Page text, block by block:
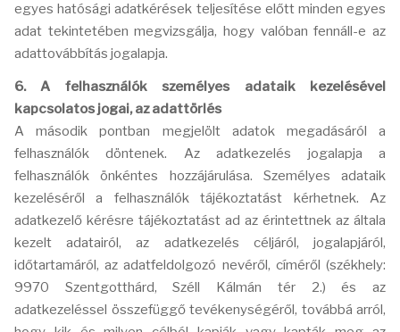
egyes hatósági adatkérések teljesítése előtt minden egyes
adat tekintetében megvizsgálja, hogy valóban fennáll-e az
adattovábbítás jogalapja.
6. A felhasználók személyes adataik kezelésével
kapcsolatos jogai, az adattörlés
A második pontban megjelölt adatok megadásáról a
felhasználók döntenek. Az adatkezelés jogalapja a
felhasználók önkéntes hozzájárulása. Személyes adataik
kezeléséről a felhasználók tájékoztatást kérhetnek. Az
adatkezelő kérésre tájékoztatást ad az érintettnek az általa
kezelt adatairól, az adatkezelés céljáról, jogalapjáról,
időtartamáról, az adatfeldolgozó nevéről, címéről (székhely:
9970 Szentgotthárd, Széll Kálmán tér 2.) és az
adatkezeléssel összefüggő tevékenységéről, továbbá arról,